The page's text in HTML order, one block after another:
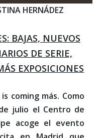
HERNÁDEZ
BAJAS, NUEVOS
DE SERIE,
EXPOSICIONES
coming más. Como
julio el Centro de
acoge el evento